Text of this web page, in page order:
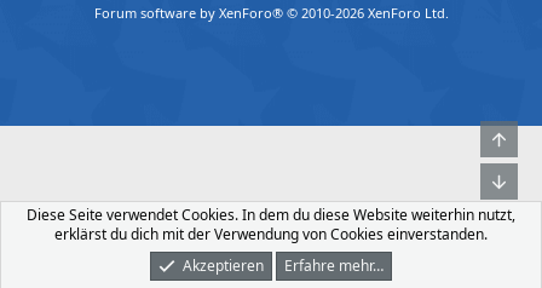
g
e
n
a
Forum software by XenForo® © 2010-2026 XenForo Ltd.
Was Ist Neu Dunkler Modus Anmelden
Diese Seite verwendet Cookies. In dem du diese Website weiterhin nutzt,
erklärst du dich mit der Verwendung von Cookies einverstanden.
Akzeptieren
Erfahre mehr…